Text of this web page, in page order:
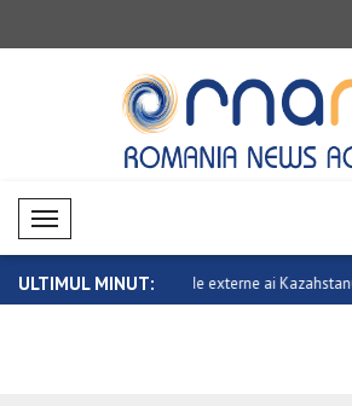
Mobil Menü
ULTIMUL MINUT:
ai Kazahstanului și.. Sanchez: Violența fără